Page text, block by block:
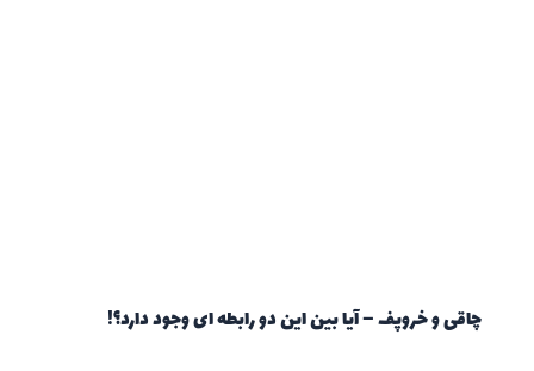
چاقی و خروپف – آیا بین این دو رابطه ای وجود دارد؟!